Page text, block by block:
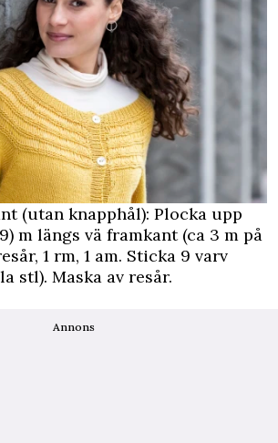
(utan knapphål): Plocka upp
m längs vä framkant (ca 3 m på
1 rm, 1 am. Sticka 9 varv
stl). Maska av resår.
Annons